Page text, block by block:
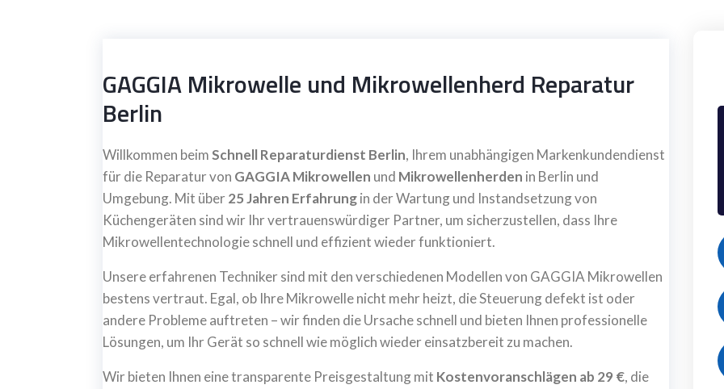
GAGGIA Mikrowelle und Mikrowellenherd Reparatur
Berlin
Willkommen beimSchnell Reparaturdienst Berlin, Ihrem unabhängigen Markenkundendienst
für die Reparatur von GAGGIA Mikrowellen und Mikrowellenherden in Berlin und
Umgebung. Mit über25 Jahren Erfahrungin der Wartung und Instandsetzung von
Küchengeräten sind wir Ihr vertrauenswürdiger Partner, um sicherzustellen, dass Ihre
Mikrowellentechnologie schnell und effizient wieder funktioniert.
Unsere erfahrenen Techniker sind mit den verschiedenen Modellen von GAGGIA Mikrowellen
bestens vertraut. Egal, ob Ihre Mikrowelle nicht mehr heizt, die Steuerung defekt ist oder
andere Probleme auftreten – wir finden die Ursache schnell und bieten Ihnen professionelle
Lösungen, um Ihr Gerät so schnell wie möglich wieder einsatzbereit zu machen.
Wir bieten Ihnen eine transparente Preisgestaltung mit Kostenvoranschlägen ab 29 €, die